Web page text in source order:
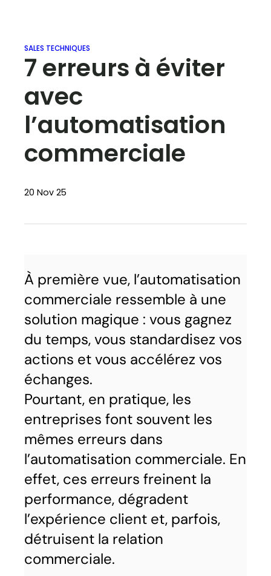
SALES TECHNIQUES
7 erreurs à éviter
avec
l’automatisation
commerciale
20 Nov 25
À première vue, l’automatisation
commerciale ressemble à une
solution magique : vous gagnez
du temps, vous standardisez vos
actions et vous accélérez vos
échanges.
Pourtant, en pratique, les
entreprises font souvent les
mêmes erreurs dans
l’automatisation commerciale. En
effet, ces erreurs freinent la
performance, dégradent
l’expérience client et, parfois,
détruisent la relation
commerciale.